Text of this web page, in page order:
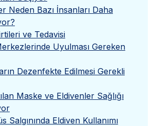
Neden Bazı İnsanları Daha
ve Tedavisi
Uyulması Gereken
Dezenfekte Edilmesi Gerekli
Maske ve Eldivenler Sağlığı
Salgınında Eldiven Kullanımı